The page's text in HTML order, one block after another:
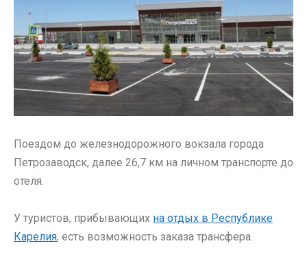
Поездом до железнодорожного вокзала города
Петрозаводск, далее 26,7 км на личном транспорте до
отеля.
У туристов, прибывающих на отдых в Республике
Карелия, есть возможность заказа трансфера.